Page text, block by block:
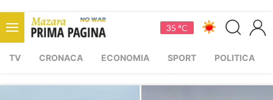
35 °C
TV CRONACA ECONOMIA SPORT POLITICA